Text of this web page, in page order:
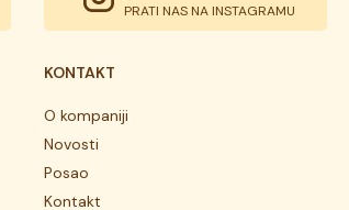
PRATI NAS NA INSTAGRAMU
KONTAKT
O kompaniji
Novosti
Posao
Kontakt